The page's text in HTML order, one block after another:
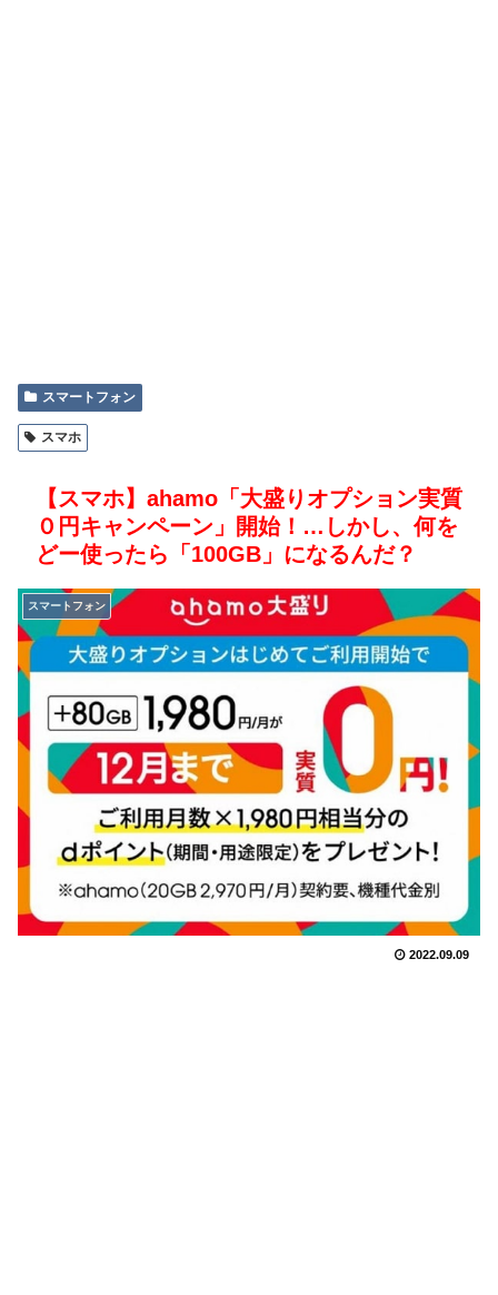
スマートフォン
スマホ
【スマホ】ahamo「大盛りオプション実質
０円キャンペーン」開始！…しかし、何を
どー使ったら「100GB」になるんだ？
スマートフォン
2022.09.09